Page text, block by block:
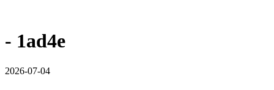
- 1ad4e
2026-07-04